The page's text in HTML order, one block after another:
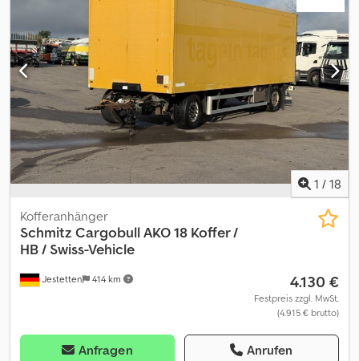
76,2m³ Containeraufbau: Stahlrahmenkonstruktion als tragendes
Element bestehend aus 4x Eckpfosten, Stärke 6mm und Dach- /
Bodenträger 3 bis 4 mm stark Wände aus gesicktem Stahlblech
2mm Stark Doppelflügeltür mit umlaufender Gummidichtung 4x
verzinkte Türriegel 4x Belüftungsöffnungen an den
Seitenwänden unter dem Dachrahmen Gabelstaplertaschen in
Bodenlängsträger 4 mm stark Fußboden aus beschichtete
Holzplatten 28 mm stark wasserbeständig gebaut nach ISO Norm
Gerne liefern wir auch gegen Aufpreis. Besichtigungen sind nach
Absprache jederzeit auf unserem Betriebsgelände in 48465
Schüttorf möglich. Cjdpfx Afetp Tbneisha
1 / 18
Jestetten 414 km
Kofferanhänger
Schmitz CargobullAKO 18 Koffer /
HB / Swiss-Vehicle
4.130 €
Festpreis zzgl. MwSt.
(4.915 € brutto)
Anfragen Anrufen